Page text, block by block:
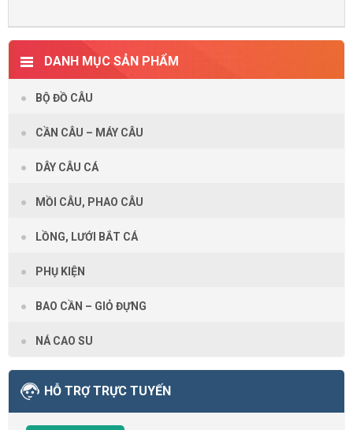
DANH MỤC SẢN PHẨM
BỘ ĐỒ CÂU
CẦN CÂU – MÁY CÂU
DÂY CÂU CÁ
MỒI CÂU, PHAO CÂU
LỒNG, LƯỚI BẮT CÁ
PHỤ KIỆN
BAO CẦN – GIỎ ĐỰNG
NÁ CAO SU
HỖ TRỢ TRỰC TUYẾN